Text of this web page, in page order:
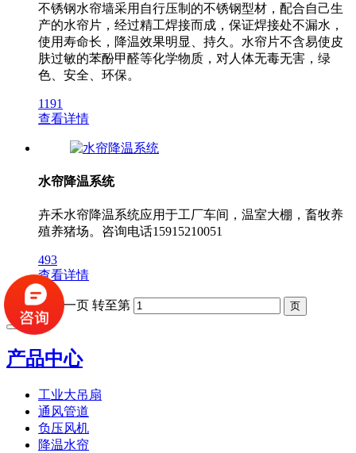
不锈钢水帘墙采用自行压制的不锈钢型材，配合自己生
产的水帘片，经过精工焊接而成，保证焊接处不漏水，
使用寿命长，降温效果明显、持久。水帘片不含易使皮
肤过敏的苯酚甲醛等化学物质，对人体无毒无害，绿
色、安全、环保。
1191
查看详情
水帘降温系统
卉禾水帘降温系统应用于工厂车间，温室大棚，畜牧养
殖养猪场。咨询电话15915210051
493
查看详情
上一页1 下一页 转至第
产品中心
工业大吊扇
通风管道
负压风机
降温水帘